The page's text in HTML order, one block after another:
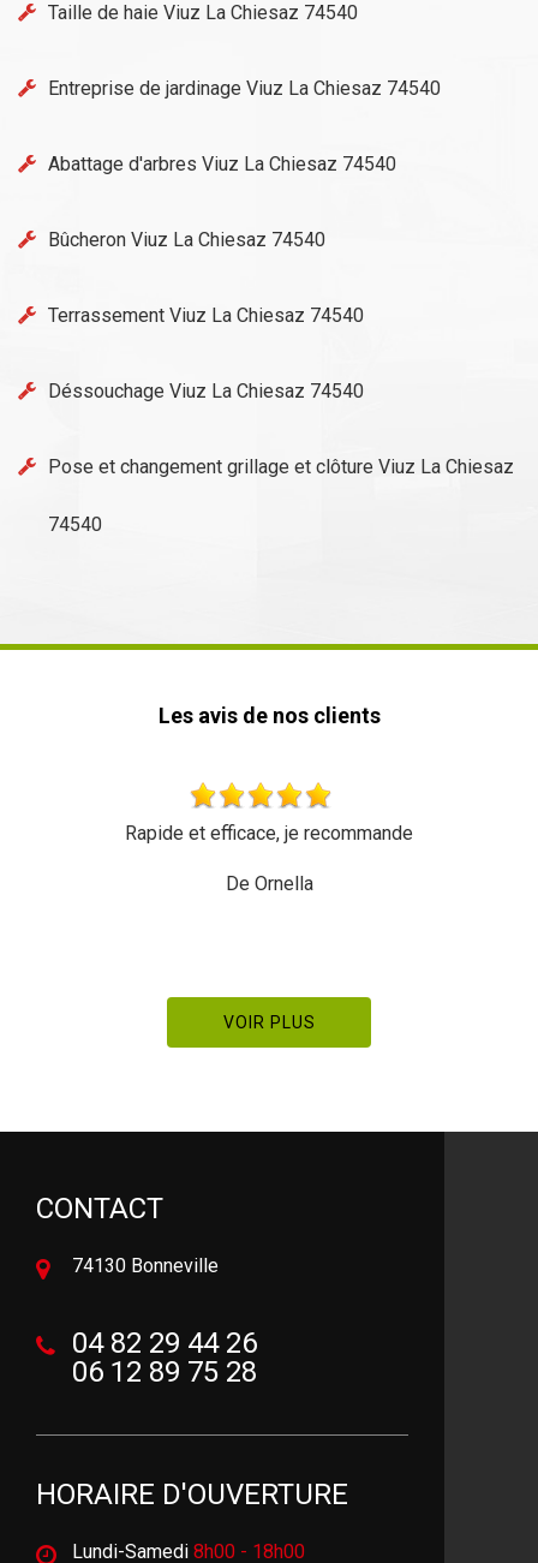
Taille de haie Viuz La Chiesaz 74540
Entreprise de jardinage Viuz La Chiesaz 74540
Abattage d'arbres Viuz La Chiesaz 74540
Bûcheron Viuz La Chiesaz 74540
Terrassement Viuz La Chiesaz 74540
Déssouchage Viuz La Chiesaz 74540
Pose et changement grillage et clôture Viuz La Chiesaz
74540
Les avis de nos clients
Rapide et efficace, je recommande
De Ornella
VOIR PLUS
CONTACT
74130 Bonneville
04 82 29 44 26
06 12 89 75 28
HORAIRE D'OUVERTURE
Lundi-Samedi 8h00 - 18h00